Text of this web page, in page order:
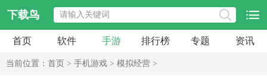
下载鸟
首页 软件 手游 排行榜 专题 资讯
当前位置： 首页 > 手机游戏 > 模拟经营 >